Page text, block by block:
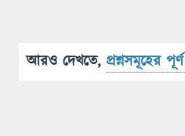
আরও দেখতে, প্রশ্নসমূহের